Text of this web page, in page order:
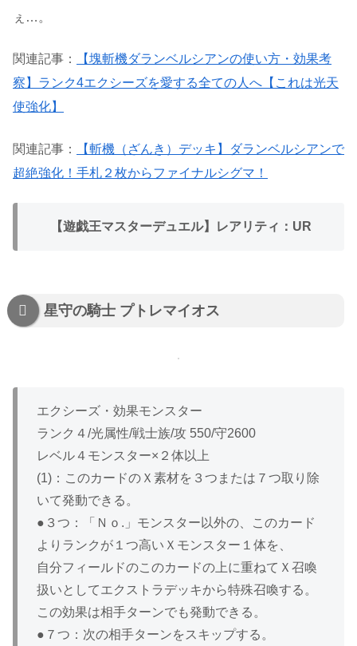
ぇ…。
関連記事：
【塊斬機ダランベルシアンの使い方・効果考
察】ランク4エクシーズを愛する全ての人へ【これは光天
使強化】
関連記事：
【斬機（ざんき）デッキ】ダランベルシアンで
超絶強化！手札２枚からファイナルシグマ！
【遊戯王マスターデュエル】レアリティ：UR
星守の騎士 プトレマイオス
エクシーズ・効果モンスター
ランク４/光属性/戦士族/攻 550/守2600
レベル４モンスター×２体以上
(1)：このカードのＸ素材を３つまたは７つ取り除
いて発動できる。
●３つ：「Ｎｏ.」モンスター以外の、このカード
よりランクが１つ高いＸモンスター１体を、
自分フィールドのこのカードの上に重ねてＸ召喚
扱いとしてエクストラデッキから特殊召喚する。
この効果は相手ターンでも発動できる。
●７つ：次の相手ターンをスキップする。